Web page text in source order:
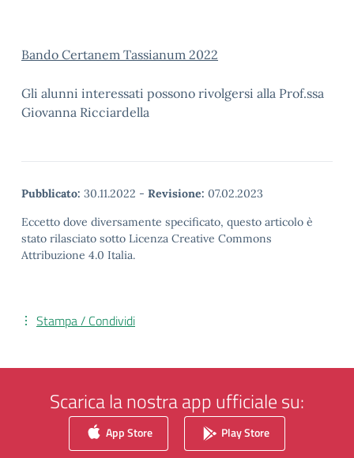
Bando Certanem Tassianum 2022
Gli alunni interessati possono rivolgersi alla Prof.ssa
Giovanna Ricciardella
Pubblicato: 30.11.2022 - Revisione: 07.02.2023
Eccetto dove diversamente specificato, questo articolo è
stato rilasciato sotto Licenza Creative Commons
Attribuzione 4.0 Italia.
Stampa / Condividi
Scarica la nostra app ufficiale su:
App Store Play Store